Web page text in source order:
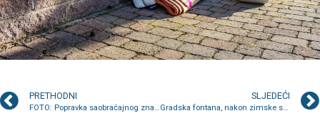
PRETHODNI
FOTO: Popravka saobraćajnog znaka
SLJEDEĆI
Gradska fontana, nakon zimske sezone, ponovo u funkciji